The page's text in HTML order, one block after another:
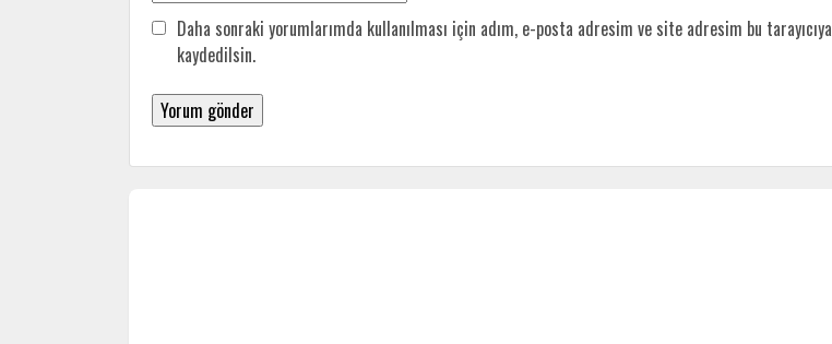
Daha sonraki yorumlarımda kullanılması için adım, e-posta adresim ve site adresim bu tarayıcıya
kaydedilsin.